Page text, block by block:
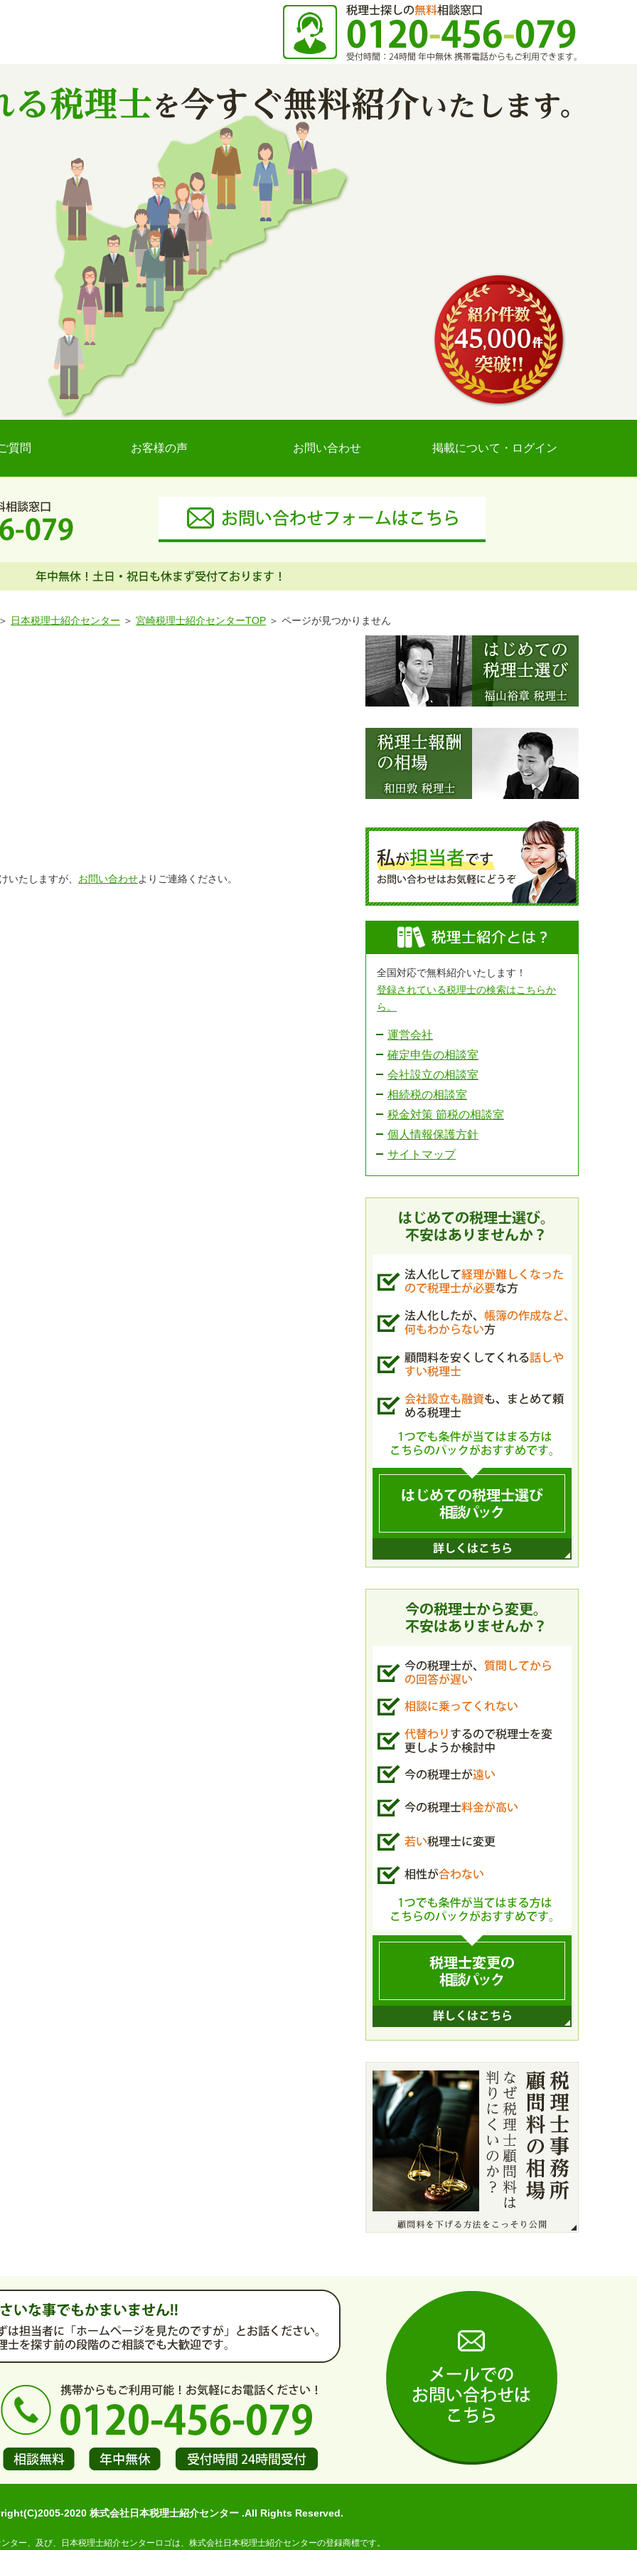
質問 お客様の声 お問い合わせ 掲載について・ログイン
日本税理士紹介センター 宮崎税理士紹介センターTOP ページが見つかりません
いたしますが、 お問い合わせよりご連絡ください。
全国対応で無料紹介いたします！
登録されている税理士の検索はこちらか
ら。
運営会社
確定申告の相談室
会社設立の相談室
相続税の相談室
税金対策 節税の相談室
個人情報保護方針
サイトマップ
2020 株式会社日本税理士紹介センター .All Rights Reserved.
ター、及び、日本税理士紹介センターロゴは、株式会社日本税理士紹介センターの登録商標です。